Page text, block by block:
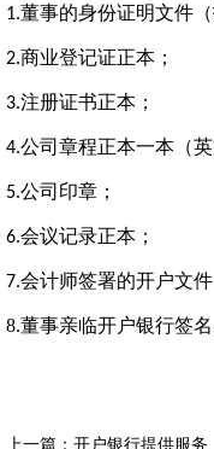
1.董事的身份证明文件
2.商业登记证正本；
3.注册证书正本；
4.公司章程正本一本（英
5.公司印章；
6.会议记录正本；
7.会计师签署的开户文件
8.董事亲临开户银行签名
上一篇： 开户银行提供服务